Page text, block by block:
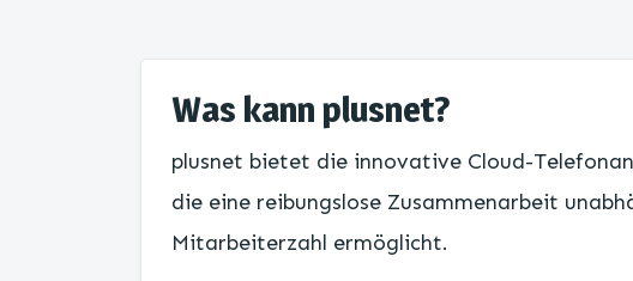
Was kann plusnet?
plusnet bietet die innovative Cloud-
die eine reibungslose Zusammenarbeit
Mitarbeiterzahl ermöglicht.